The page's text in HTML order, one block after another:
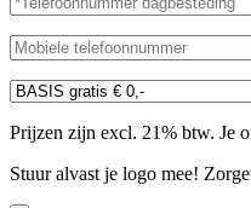
Prijzen zijn excl. 21% btw. Je
Stuur alvast je logo mee!